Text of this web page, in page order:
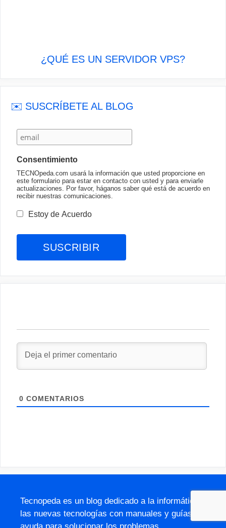
¿QUÉ ES UN SERVIDOR VPS?
✉️ SUSCRÍBETE AL BLOG
Consentimiento
TECNOpeda.com usará la información que usted proporcione en
este formulario para estar en contacto con usted y para enviarle
actualizaciones. Por favor, háganos saber qué está de acuerdo en
recibir nuestras comunicaciones.
Estoy de Acuerdo
0 COMENTARIOS
Tecnopeda es un blog dedicado a la informática y
las nuevas tecnologías con manuales y guías de
ayuda para solucionar los problemas